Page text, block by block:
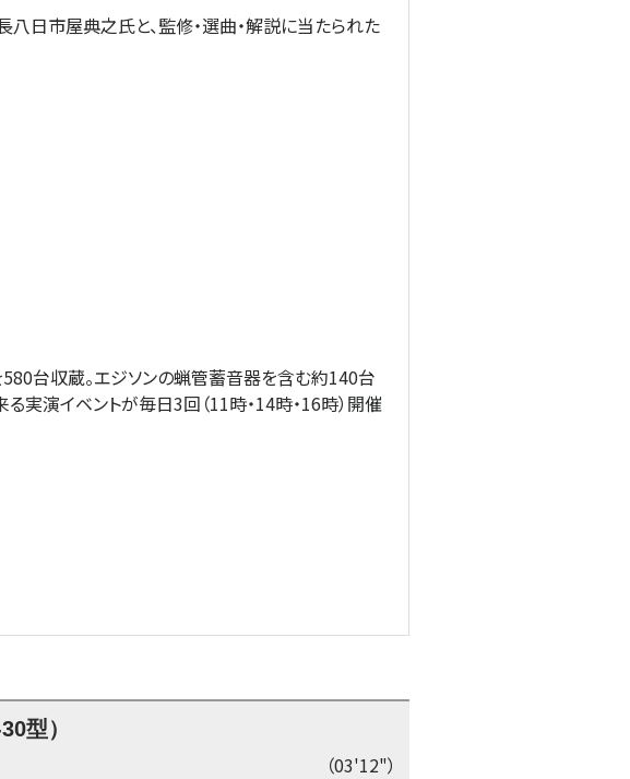
日市屋典之氏と、監修・選曲・解説に当たられた
台収蔵。エジソンの蝋管蓄音器を含む約140台
実演イベントが毎日3回（11時・14時・16時）開催
型）
（03'12"）